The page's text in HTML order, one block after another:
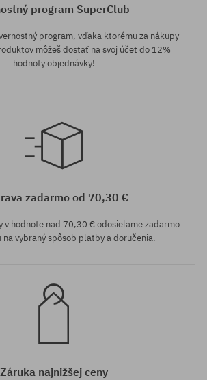
program SuperClub
program, vďaka ktorému za nákupy
môžeš dostať na svoj účet do 12%
hodnoty objednávky!
zadarmo od 70,30 €
v hodnote nad 70,30 € odosielame zadarmo
na vybraný spôsob platby a doručenia.
Záruka najnižšej ceny